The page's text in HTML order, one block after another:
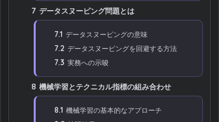
7 データスヌーピング問題とは
7.1 データスヌーピングの意味
7.2 データスヌーピングを回避する方法
7.3 実務への示唆
8 機械学習とテクニカル指標の組み合わせ
8.1 機械学習の基本的なアプローチ